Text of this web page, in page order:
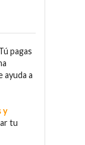
pagas
ayuda a
y
tu